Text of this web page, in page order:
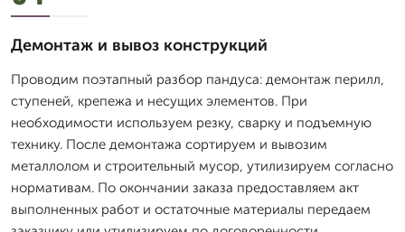
Демонтаж и вывоз конструкций
Проводим поэтапный разбор пандуса: демонтаж перилл,
ступеней, крепежа и несущих элементов. При
необходимости используем резку, сварку и подъемную
технику. После демонтажа сортируем и вывозим
металлолом и строительный мусор, утилизируем согласно
нормативам. По окончании заказа предоставляем акт
выполненных работ и остаточные материалы передаем